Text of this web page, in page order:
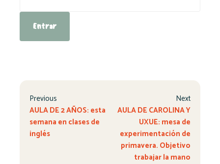
Previous
AULA DE 2 AÑOS: esta
semana en clases de
inglés
Next
AULA DE CAROLINA Y
UXUE: mesa de
experimentación de
primavera. Objetivo
trabajar la mano